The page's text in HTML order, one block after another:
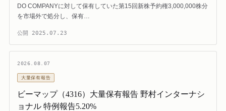
DO COMPANYに対して保有していた第15回新株予約権3,000,000株分
を市場外で処分し、保有…
公開 2025.07.23
2026.08.07
大量保有報告
ビーマップ（4316）大量保有報告 野村インターナシ
ョナル 特例報告5.20%